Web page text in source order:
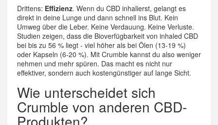
Drittens: Effizienz. Wenn du CBD inhalierst, gelangt es
direkt in deine Lunge und dann schnell ins Blut. Kein
Umweg über die Leber. Keine Verdauung. Keine Verluste.
Studien zeigen, dass die Bioverfügbarkeit von inhaled CBD
bei bis zu 56 % liegt - viel höher als bei Ölen (13-19 %)
oder Kapseln (6-20 %). Mit Crumble kannst du also weniger
nehmen und mehr spüren. Das macht es nicht nur
effektiver, sondern auch kostengünstiger auf lange Sicht.
Wie unterscheidet sich
Crumble von anderen CBD-